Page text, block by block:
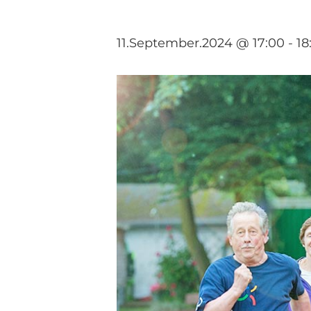
11.September.2024 @ 17:00 -